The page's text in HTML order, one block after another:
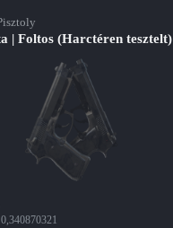
| Foltos (Harctéren tesztelt)
0,340870321